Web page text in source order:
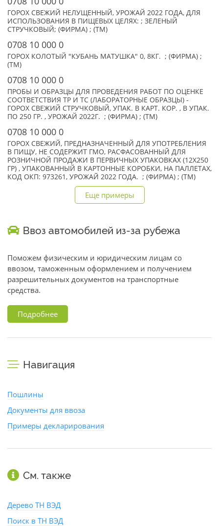
ГОРОХ СВЕЖИЙ НЕЛУЩЕННЫЙ, УРОЖАЙ 2022 ГОДА, ДЛЯ
ИСПОЛЬЗОВАНИЯ В ПИЩЕВЫХ ЦЕЛЯХ: ; ЗЕЛЕНЫЙ
СТРУЧКОВЫЙ; (ФИРМА) ; (TM)
0708 10 000 0
ГОРОХ КОЛОТЫЙ "КУБАНЬ МАТУШКА" 0, 8КГ. ; (ФИРМА) ;
(TM)
0708 10 000 0
ПРОБЫ И ОБРАЗЦЫ ДЛЯ ПРОВЕДЕНИЯ РАБОТ ПО ОЦЕНКЕ
СООТВЕТСТВИЯ ТР И ТС (ЛАБОРАТОРНЫЕ ОБРАЗЦЫ) -
ГОРОХ СВЕЖИЙ СТРУЧКОВЫЙ, УПАК. В КАРТ. КОР. , В УПАК.
ПО 250 ГР. , УРОЖАЙ 2022Г. ; (ФИРМА) ; (TM)
0708 10 000 0
ГОРОХ СВЕЖИЙ, ПРЕДНАЗНАЧЕННЫЙ ДЛЯ УПОТРЕБЛЕНИЯ
В ПИЩУ, НЕ СОДЕРЖИТ ГМО, РАСФАСОВАННЫЙ ДЛЯ
РОЗНИЧНОЙ ПРОДАЖИ В ПЕРВИЧНЫХ УПАКОВКАХ (12Х250
ГР) , УПАКОВАННЫЙ В КАРТОННЫЕ КОРОБКИ, НА ПАЛЛЕТАХ,
КОД ОКП: 973261, УРОЖАЙ 2022 ГОДА. ; (ФИРМА) ; (TM)
Еще примеры
Ввоз автомобилей из-за рубежа
Поможем физическим и юридическим лицам со
ввозом, таможенным оформлением и получением
разрешительных документов на транспортные
средства.
Подробнее
Навигация
Пошлины
Документы для ввоза
Примеры декларирования
См. также
Дерево ТН ВЭД
Поиск в ТН ВЭД